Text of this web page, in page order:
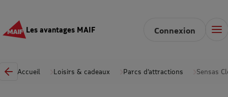
Les avantages MAIF Connexion
Accueil Loisirs & cadeaux Parcs d’attractions Sensas